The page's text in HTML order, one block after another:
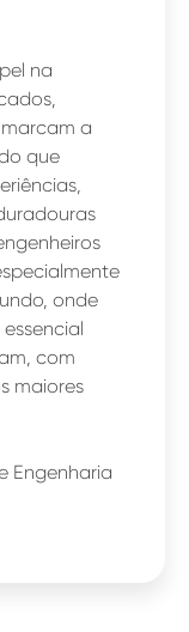
na
a
que
onde
com
maiores
Engenharia